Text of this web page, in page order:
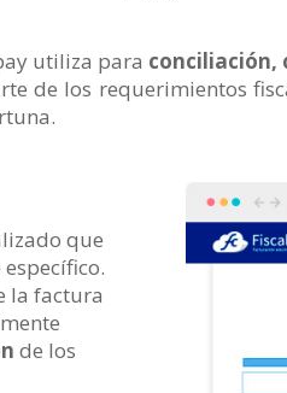
utiliza para conciliación,
de los requerimientos
que
la factura
de los